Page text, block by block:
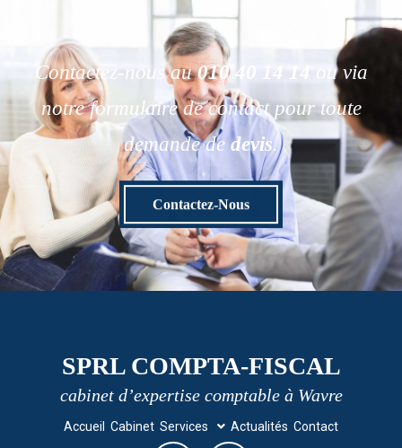
Contactez-nous au010 40 14 14
ou via
notre formulaire de contact pour toute
demande de devis.
Contactez-Nous
SPRL COMPTA-FISCAL
cabinet d’expertise comptable à Wavre
Accueil Cabinet Services Actualités Contact